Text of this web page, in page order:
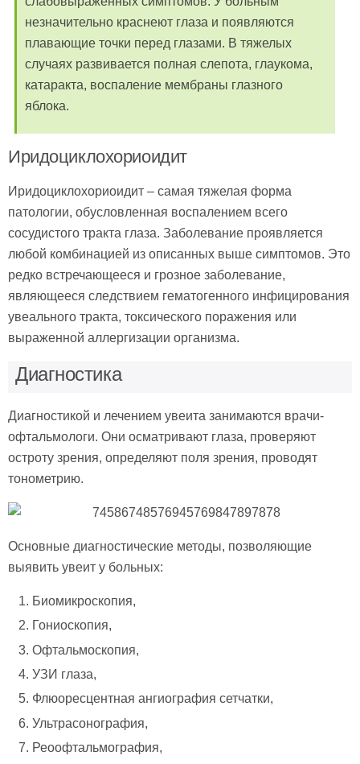
незначительно краснеют глаза и появляются
плавающие точки перед глазами. В тяжелых
случаях развивается полная слепота, глаукома,
катаракта, воспаление мембраны глазного
яблока.
Иридоциклохориоидит
Иридоциклохориоидит – самая тяжелая форма
патологии, обусловленная воспалением всего
сосудистого тракта глаза. Заболевание проявляется
любой комбинацией из описанных выше симптомов. Это
редко встречающееся и грозное заболевание,
являющееся следствием гематогенного инфицирования
увеального тракта, токсического поражения или
выраженной аллергизации организма.
Диагностика
Диагностикой и лечением увеита занимаются врачи-
офтальмологи. Они осматривают глаза, проверяют
остроту зрения, определяют поля зрения, проводят
тонометрию.
Основные диагностические методы, позволяющие
выявить увеит у больных:
Биомикроскопия,
Гониоскопия,
Офтальмоскопия,
УЗИ глаза,
Флюоресцентная ангиография сетчатки,
Ультрасонография,
Реоофтальмография,